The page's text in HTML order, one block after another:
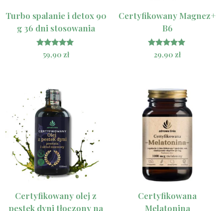
Turbo spalanie i detox 90
g 36 dni stosowania
Oceniono
5.00
59,90 zł
Certyfikowany Magnez+
B6
Oceniono
5.00
29,90 zł
Certyfikowany olej z
pestek dyni tłoczony na
Certyfikowana
Melatonina